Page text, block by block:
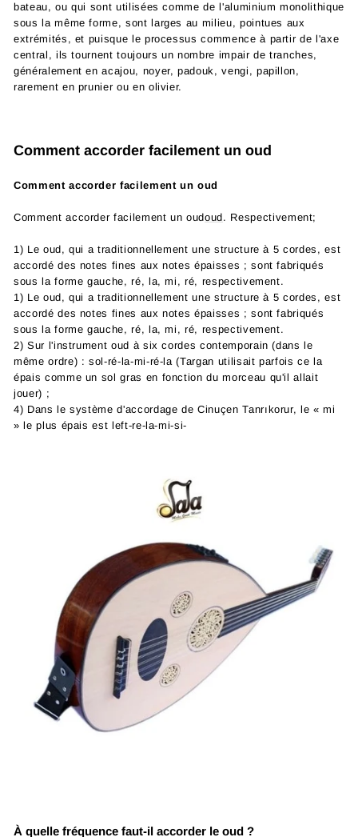
bateau, ou qui sont utilisées comme de l'aluminium monolithique
sous la même forme, sont larges au milieu, pointues aux
extrémités, et puisque le processus commence à partir de l'axe
central, ils tournent toujours un nombre impair de tranches,
généralement en acajou, noyer, padouk, vengi, papillon,
rarement en prunier ou en olivier.
Comment accorder facilement un oud
Comment accorder facilement un oud
Comment accorder facilement un oudoud. Respectivement;
1) Le oud, qui a traditionnellement une structure à 5 cordes, est
accordé des notes fines aux notes épaisses ; sont fabriqués
sous la forme gauche, ré, la, mi, ré, respectivement.
1) Le oud, qui a traditionnellement une structure à 5 cordes, est
accordé des notes fines aux notes épaisses ; sont fabriqués
sous la forme gauche, ré, la, mi, ré, respectivement.
2) Sur l'instrument oud à six cordes contemporain (dans le
même ordre) : sol-ré-la-mi-ré-la (Targan utilisait parfois ce la
épais comme un sol gras en fonction du morceau qu'il allait
jouer) ;
4) Dans le système d'accordage de Cinuçen Tanrıkorur, le « mi
» le plus épais est left-re-la-mi-si-
À quelle fréquence faut-il accorder le oud ?